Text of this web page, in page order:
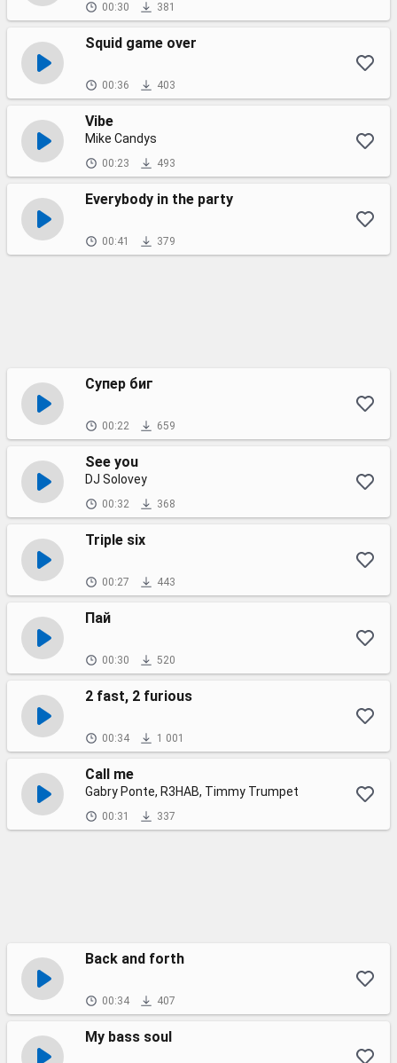
00:30 381
Squid game over
00:36 403
Vibe
Mike Candys
00:23 493
Everybody in the party
00:41 379
Супер биг
00:22 659
See you
DJ Solovey
00:32 368
Triple six
00:27 443
Пай
00:30 520
2 fast, 2 furious
00:34 1 001
Call me
Gabry Ponte, R3HAB, Timmy Trumpet
00:31 337
Back and forth
00:34 407
My bass soul